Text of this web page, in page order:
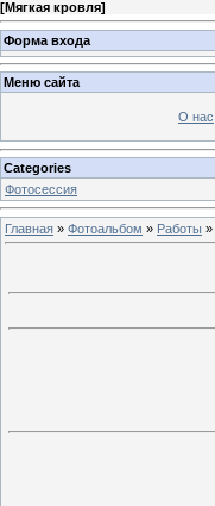
[Мягкая кровля]
Форма входа
Меню сайта
О нас
Categories
Фотосессия
Главная » Фотоальбом » Работы »